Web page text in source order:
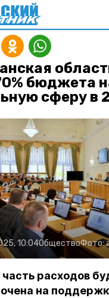
бюджета
сферу в
10:04ОбществоФото:
расходов
на